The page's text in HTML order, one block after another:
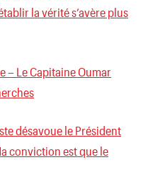
la vérité s’avère plus
– Le Capitaine Oumar
désavoue le Président
conviction est que le